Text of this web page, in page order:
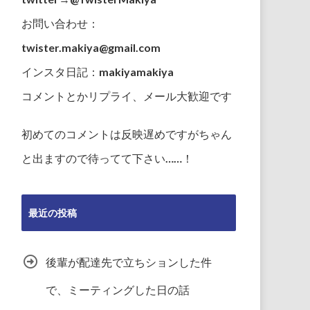
お問い合わせ：
twister.makiya@gmail.com
インスタ日記：makiyamakiya
コメントとかリプライ、メール大歓迎です
初めてのコメントは反映遅めですがちゃん
と出ますので待ってて下さい……！
最近の投稿
後輩が配達先で立ちションした件
で、ミーティングした日の話